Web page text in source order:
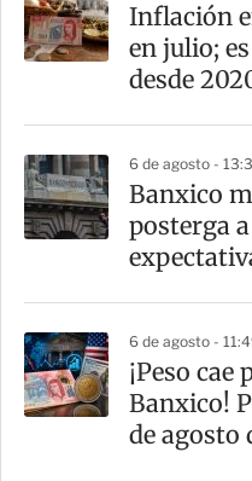
Inflación
en julio;
desde
6 de agosto -
Banxico
posterga
6 de agosto -
¡Peso
Banxico!
de agosto